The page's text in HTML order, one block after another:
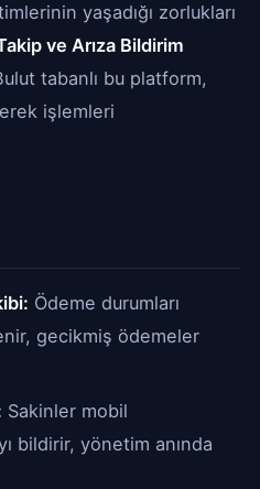
yaşadığı zorlukları
ve Arıza Bildirim
tabanlı bu platform,
işlemleri
Ödeme durumları
gecikmiş ödemeler
Sakinler mobil
bildirir, yönetim anında